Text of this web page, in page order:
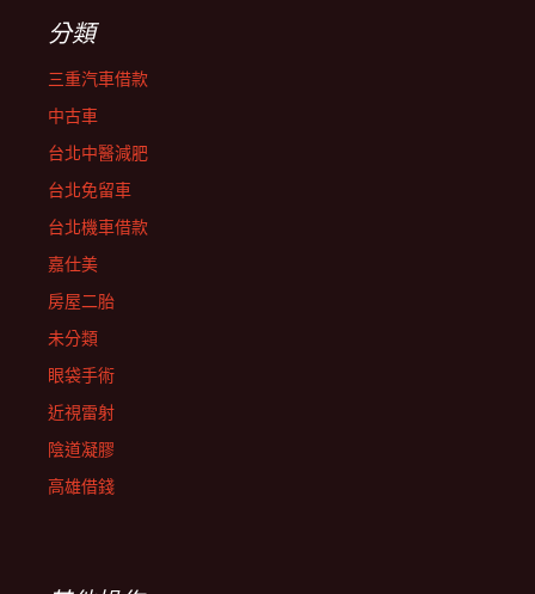
分類
三重汽車借款
中古車
台北中醫減肥
台北免留車
台北機車借款
嘉仕美
房屋二胎
未分類
眼袋手術
近視雷射
陰道凝膠
高雄借錢